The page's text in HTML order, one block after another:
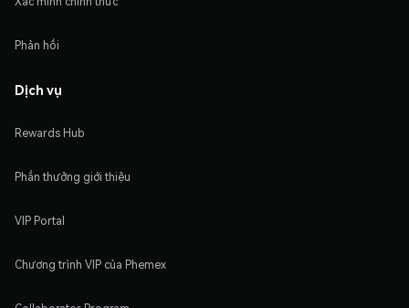
Phản hồi
Dịch vụ
Rewards Hub
Phần thưởng giới thiệu
VIP Portal
Chương trình VIP của Phemex